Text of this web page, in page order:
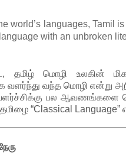
world’s languages, Tamil
with an unbroken
தமிழ் மொழி உலகின்
வளர்ந்து வந்த மொழி என்று
பல ஆவணங்களை
“Classical Language”